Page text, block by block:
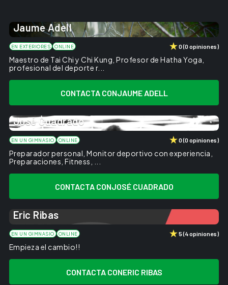
Jaume Adell
EN EXTERIORES ONLINE 0(0opiniones)
Maestro de Tai Chi y Chi Kung, Profesor de Hatha Yoga,
profesional del deporte r...
CONTACTA CONJAUME ADELL
José Cuadrado
EN UN GIMNASIO ONLINE 0(0opiniones)
Preparador personal, Monitor deportivo con experiencia,
Preparaciones, Fitness, ...
CONTACTA CONJOSÉ CUADRADO
Eric Ribas
EN UN GIMNASIO ONLINE 5(4opiniones)
Empieza el cambio!!
CONTACTA CONERIC RIBAS